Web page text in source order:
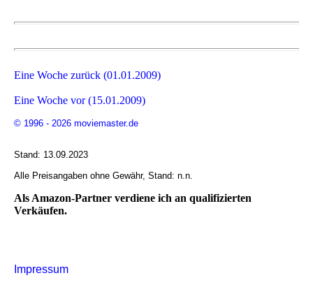
Eine Woche zurück (01.01.2009)
Eine Woche vor (15.01.2009)
© 1996 - 2026 moviemaster.de
Stand: 13.09.2023
Alle Preisangaben ohne Gewähr, Stand: n.n.
Als Amazon-Partner verdiene ich an qualifizierten
Verkäufen.
Impressum